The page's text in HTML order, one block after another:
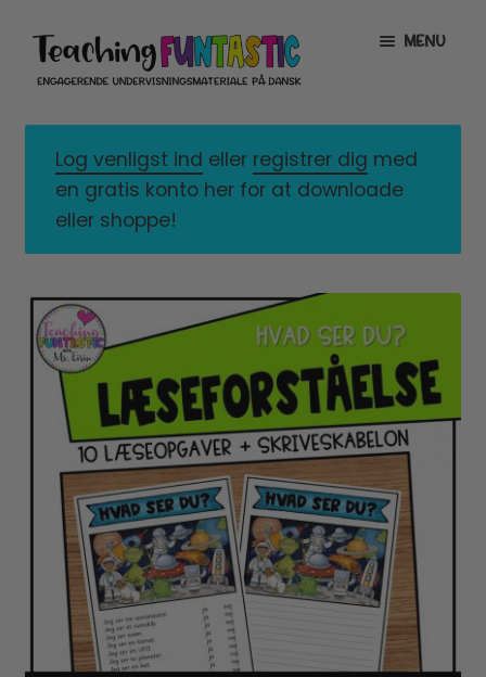
Spring
navigation
Spring
indhold
MENU
EXPAND
CHILD
MENU
MIN KONTO
GRATISMATERIALE
CHILD
MENU
LICENSER
EXPAND
CHILD
MENU
FONTE
Log venligst ind eller registrer dig med
en gratis konto her for at downloade
eller shoppe!